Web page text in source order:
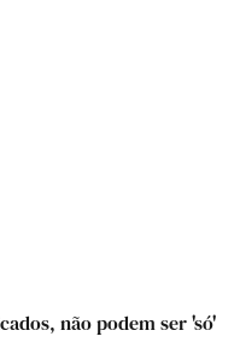
não podem ser 'só'